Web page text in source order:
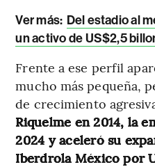
Ver más: Del estadio al
un activo de US$2,5
Frente a ese perfil
mucho más pequeña,
de crecimiento
Riquelme en 2014, la
2024 y aceleró su
Iberdrola México por